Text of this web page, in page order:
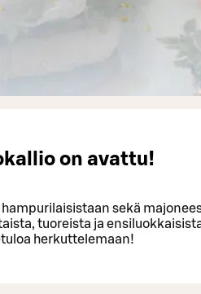
on avattu!
sekä
tuoreista ja
herkuttelemaan!